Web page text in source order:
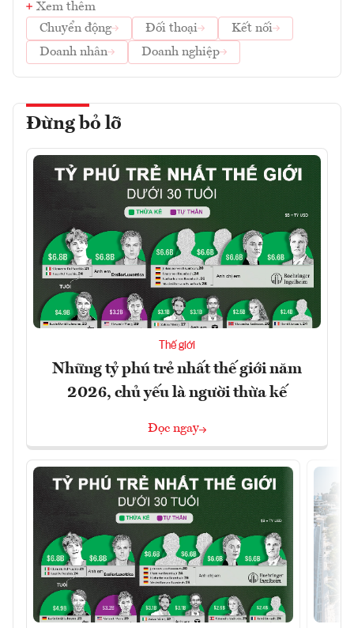
Xem thêm
Chuyển động
Đối thoại
Kết nối
Doanh nhân
Doanh nghiệp
Đừng bỏ lỡ
Thế giới
Những tỷ phú trẻ nhất thế giới năm
2026, chủ yếu là người thừa kế
Đọc ngay